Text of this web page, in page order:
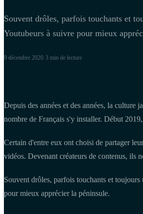
Souvent drôles, parfois touchants et
Youtubeurs à suivre pour mieux
9 décembre 2020 3 min de lecture
Depuis des années et des années, la
nombre de Français s'y installer. Début
Certain d'entre eux ont choisi de partager
vidéos. Devenant créateurs de contenus, ils
Souvent drôles, parfois touchants et
pour mieux apprécier la péninsule.